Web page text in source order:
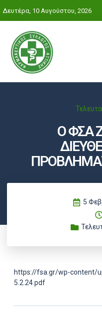
Δευτέρα, 10 Αυγούστου, 2026
Ο ΦΣΑ
5
https://fsa.gr/wp-content/
5.2.24.pdf